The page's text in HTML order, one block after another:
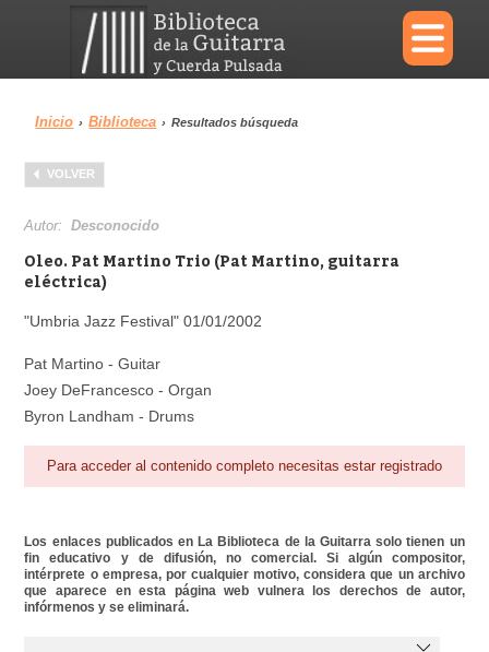
×
Menu
Biblioteca
Inicio › Biblioteca › Resultados búsqueda
VOLVER
Autor:Desconocido
Oleo. Pat Martino Trio (Pat Martino, guitarra
eléctrica)
"Umbria Jazz Festival" 01/01/2002
Pat Martino - Guitar
Joey DeFrancesco - Organ
Byron Landham - Drums
Para acceder al contenido completo necesitas estar registrado
Los enlaces publicados en La Biblioteca de la Guitarra solo tienen un
fin educativo y de difusión, no comercial. Si algún compositor,
intérprete o empresa, por cualquier motivo, considera que un archivo
que aparece en esta página web vulnera los derechos de autor,
infórmenos y se eliminará.